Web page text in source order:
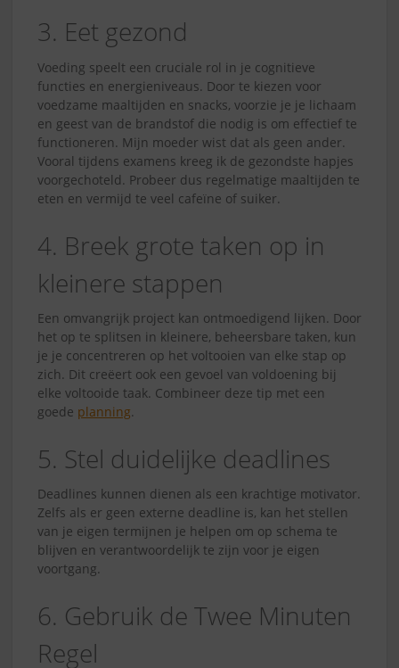
3. Eet gezond
Voeding speelt een cruciale rol in je cognitieve
functies en energieniveaus. Door te kiezen voor
voedzame maaltijden en snacks, voorzie je je lichaam
en geest van de brandstof die nodig is om effectief te
functioneren. Mijn moeder wist dat als geen ander.
Vooral tijdens examens kreeg ik de gezondste hapjes
voorgechoteld. Probeer dus regelmatige maaltijden te
eten en vermijd te veel cafeïne of suiker.
4. Breek grote taken op in
kleinere stappen
Een omvangrijk project kan ontmoedigend lijken. Door
het op te splitsen in kleinere, beheersbare taken, kun
je je concentreren op het voltooien van elke stap op
zich. Dit creëert ook een gevoel van voldoening bij
elke voltooide taak. Combineer deze tip met een
goede planning.
5. Stel duidelijke deadlines
Deadlines kunnen dienen als een krachtige motivator.
Zelfs als er geen externe deadline is, kan het stellen
van je eigen termijnen je helpen om op schema te
blijven en verantwoordelijk te zijn voor je eigen
voortgang.
6. Gebruik de Twee Minuten
Regel